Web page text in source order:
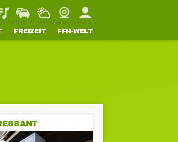
StaupilotWetterWebcamMein FFH
FREIZEIT FFH-WELT